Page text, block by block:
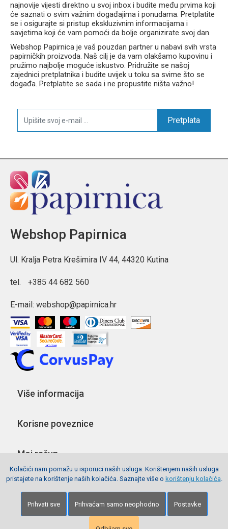
najnovije vijesti direktno u svoj inbox i budite među prvima koji
će saznati o svim važnim događajima i ponudama. Pretplatite
se i osigurajte si pristup ekskluzivnim informacijama i
savjetima koji će vam pomoći da bolje organizirate svoj dan.
Webshop Papirnica je vaš pouzdan partner u nabavi svih vrsta
papirničkih proizvoda. Naš cilj je da vam olakšamo kupovinu i
pružimo najbolje moguće iskustvo. Pridružite se našoj
zajednici pretplatnika i budite uvijek u toku sa svime što se
događa. Pretplatite se sada i ne propustite ništa važno!
Pretplata
Webshop Papirnica
Ul. Kralja Petra Krešimira IV 44, 44320 Kutina
tel. +385 44 682 560
E-mail: webshop@papirnica.hr
Više informacija
Korisne poveznice
Moj račun
Pratite nas
Copyright © 2026 Webshop Papirnica. Sva prava pridržana. Izrada stranica
Kolačići nam pomažu u isporuci naših usluga. Korištenjem naših usluga
pristajete na korištenje naših kolačića. Saznajte više o korištenju kolačića.
Prihvati sve Prihvaćam samo neophodno Postavke